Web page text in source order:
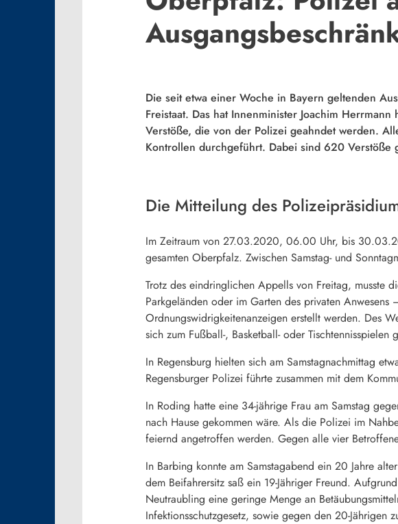
Die seit etwa einer Woche in Bayern geltenden
Freistaat. Das hat Innenminister Joachim
Verstöße, die von der Polizei geahndet werden.
Kontrollen durchgeführt. Dabei sind 620 Verstöße
Die Mitteilung des
Im Zeitraum von 27.03.2020, 06.00 Uhr, bis
gesamten Oberpfalz. Zwischen Samstag- und
Trotz des eindringlichen Appells von Freitag, musste
Parkgeländen oder im Garten des privaten
Ordnungswidrigkeitenanzeigen erstellt werden. Des
sich zum Fußball-, Basketball- oder Tischtennisspielen
In Regensburg hielten sich am Samstagnachmittag
Regensburger Polizei führte zusammen mit dem
In Roding hatte eine 34-jährige Frau am Samstag
nach Hause gekommen wäre. Als die Polizei im
feiernd angetroffen werden. Gegen alle vier
In Barbing konnte am Samstagabend ein 20 Jahre
dem Beifahrersitz saß ein 19-Jähriger Freund.
Neutraubling eine geringe Menge an
Infektionsschutzgesetz, sowie gegen den 20-Jährigen